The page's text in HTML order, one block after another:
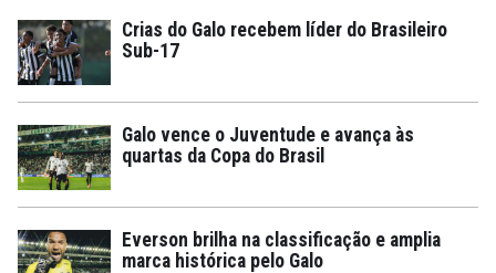
Crias do Galo recebem líder do Brasileiro
Sub-17
Galo vence o Juventude e avança às
quartas da Copa do Brasil
Everson brilha na classificação e amplia
marca histórica pelo Galo